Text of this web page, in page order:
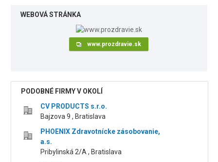
WEBOVÁ STRÁNKA
www.prozdravie.sk
PODOBNÉ FIRMY V OKOLÍ
CV PRODUCTS s.r.o.
Bajzova 9 , Bratislava
PHOENIX Zdravotnícke zásobovanie,
a.s.
Pribylinská 2/A , Bratislava